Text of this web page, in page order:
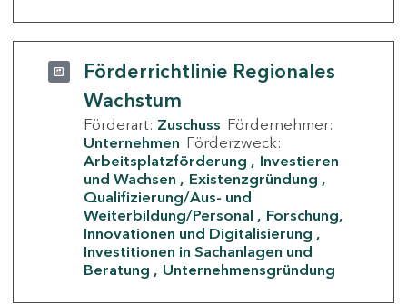
Förderrichtlinie Regionales
Wachstum
Förderart: Zuschuss Fördernehmer:
Unternehmen Förderzweck:
Arbeitsplatzförderung
Investieren
und Wachsen
Existenzgründung
Qualifizierung/Aus- und
Weiterbildung/Personal
Forschung,
Innovationen und Digitalisierung
Investitionen in Sachanlagen und
Beratung
Unternehmensgründung